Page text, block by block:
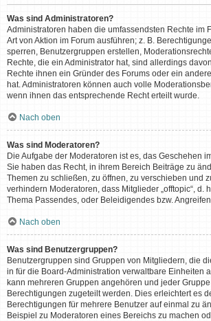
Was sind Administratoren?
Administratoren haben die umfassendsten Rechte im
Art von Aktion im Forum ausführen; z. B.
sperren, Benutzergruppen erstellen,
Rechte, die ein Administrator hat, sind allerdings
Rechte ihnen ein Gründer des Forums oder ein
hat. Administratoren können auch volle
wenn ihnen das entsprechende Recht erteilt wurde.
Nach oben
Was sind Moderatoren?
Die Aufgabe der Moderatoren ist es, das Geschehen
Sie haben das Recht, in ihrem Bereich Beiträge zu
Themen zu schließen, zu öffnen, zu verschieben und
verhindern Moderatoren, dass Mitglieder „offtopic“, d.
Thema Passendes, oder Beleidigendes bzw.
Nach oben
Was sind Benutzergruppen?
Benutzergruppen sind Gruppen von Mitgliedern, die
in für die Board-Administration verwaltbare Einheiten
kann mehreren Gruppen angehören und jeder
Berechtigungen zugeteilt werden. Dies erleichtert es
Berechtigungen für mehrere Benutzer auf einmal zu
Beispiel zu Moderatoren eines Bereichs zu machen